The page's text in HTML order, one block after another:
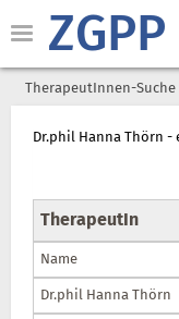
ZGPP
TherapeutInnen-Suche
Dr.phil Hanna Thörn
TherapeutIn
Name
Dr.phil Hanna Thörn